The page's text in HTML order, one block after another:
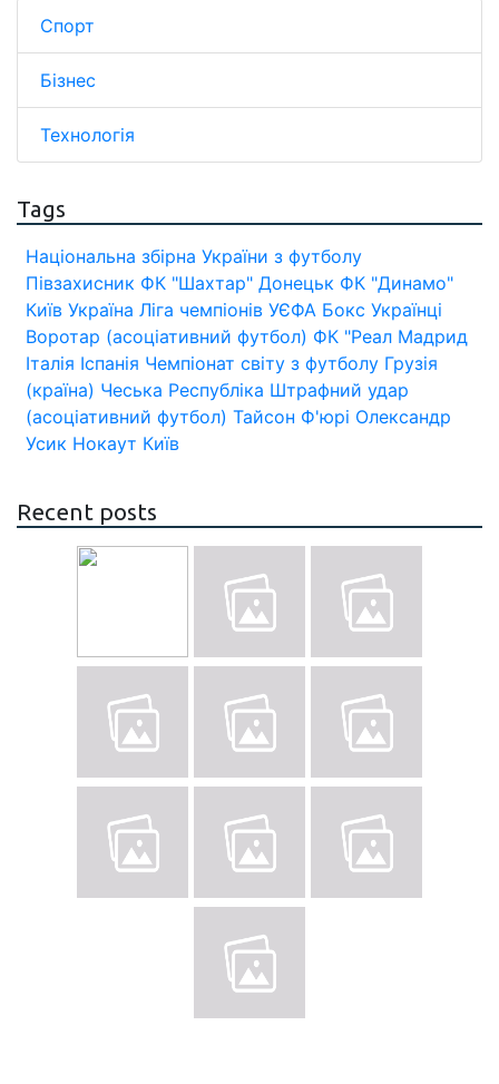
Спорт
Бізнес
Технологія
Tags
Національна збірна України з футболу
Півзахисник ФК "Шахтар" Донецьк ФК "Динамо"
Київ Україна Ліга чемпіонів УЄФА Бокс Українці
Воротар (асоціативний футбол) ФК "Реал Мадрид
Італія Іспанія Чемпіонат світу з футболу Грузія
(країна) Чеська Республіка Штрафний удар
(асоціативний футбол) Тайсон Ф'юрі Олександр
Усик Нокаут Київ
Recent posts